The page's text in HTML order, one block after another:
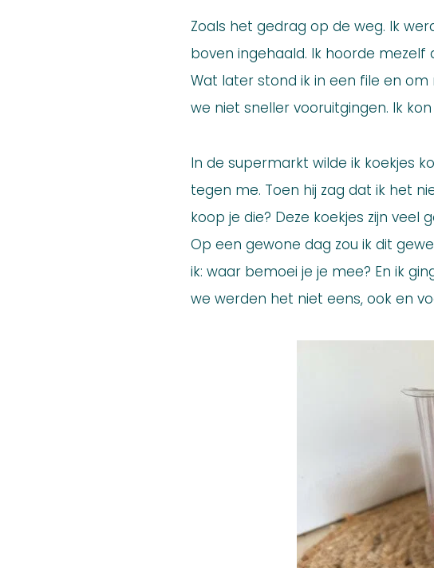
Zoals het gedrag op de weg. Ik
boven ingehaald. Ik hoorde mezelf
Wat later stond ik in een file en
we niet sneller vooruitgingen. Ik
In de supermarkt wilde ik koekjes
tegen me. Toen hij zag dat ik het
koop je die? Deze koekjes zijn veel
Op een gewone dag zou ik dit
ik: waar bemoei je je mee? En ik
we werden het niet eens, ook en